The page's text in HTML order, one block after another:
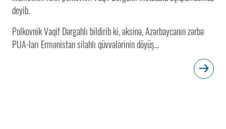
deyib.
Polkovnik Vaqif Dərgahlı bildirib ki, əksinə, Azərbaycanın zərbə
PUA-ları Ermənistan silahlı qüvvələrinin döyüş...